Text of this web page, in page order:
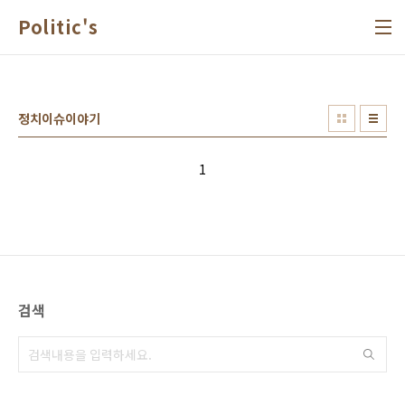
Politic's
정치이슈이야기
1
검색